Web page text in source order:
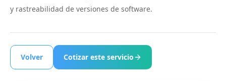
y rastreabilidad de versiones de software.
Volver Cotizar este servicio